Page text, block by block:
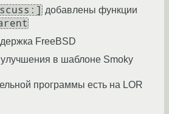
добавлены функции
FreeBSD
улучшения в шаблоне Smoky
программы есть на LOR